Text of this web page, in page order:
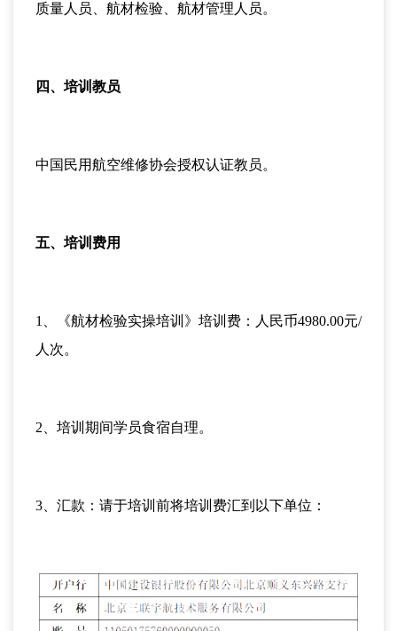
质量人员、航材检验、航材管理人员。
四、培训教员
中国民用航空维修协会授权认证教员。
五、培训费用
1、《航材检验实操培训》培训费：人民币4980.00元/
人次。
2、培训期间学员食宿自理。
3、汇款：请于培训前将培训费汇到以下单位：